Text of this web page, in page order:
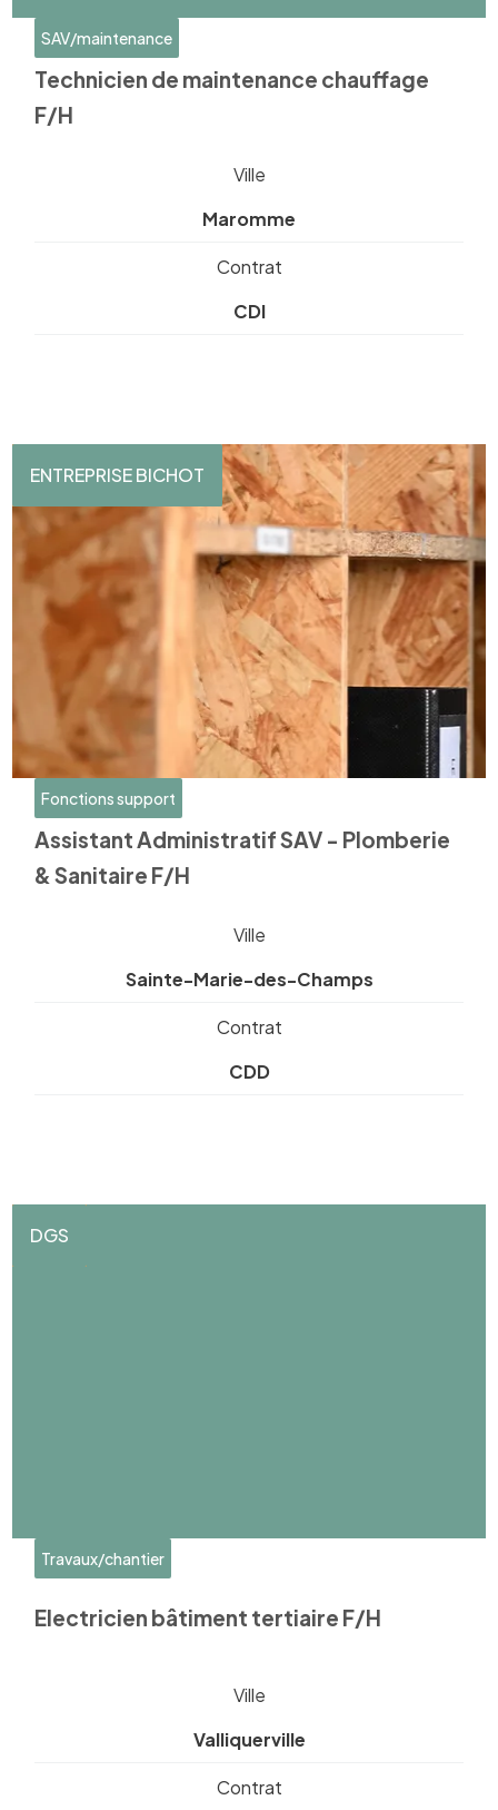
SAV/maintenance
Technicien de maintenance chauffage
F/H
Ville
Maromme
Contrat
CDI
ENTREPRISE BICHOT
Fonctions support
Assistant Administratif SAV - Plomberie
& Sanitaire F/H
Ville
Sainte-Marie-des-Champs
Contrat
CDD
DGS
Travaux/chantier
Electricien bâtiment tertiaire F/H
Ville
Valliquerville
Contrat